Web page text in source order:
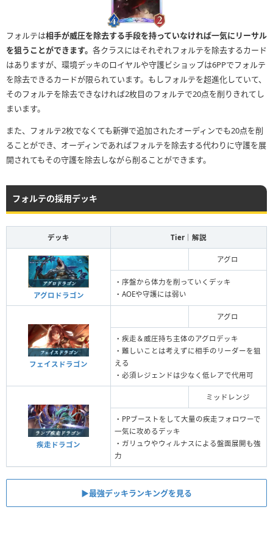
フォルテは相手が威圧を除去する手段を持っていなければ一気にリーサル
を狙うことができます。 各クラスにはそれぞれフォルテを除去するカード
はありますが、環境デッキのロイヤルや守護ビショップは6PPでフォルテ
を除去できるカードが限られています。もしフォルテを超進化していて、
そのフォルテを除去できなければ2枚目のフォルテで20点を削りきれてし
まいます。
また、フォルテ2枚でなくても新弾で追加されたオーディンでも20点を削
ることができ、オーディンであればフォルテを除去する代わりに守護を展
開されてもその守護を除去しながら削ることができます。
フォルテの採用デッキ
デッキ Tier｜解説
アグロドラゴン
アグロ
・序盤から体力を削っていくデッキ
・AOEや守護には弱い
フェイスドラゴン
アグロ
・疾走＆威圧持ち主体のアグロデッキ
・難しいことは考えずに相手のリーダーを狙
える
・必須レジェンドは少なく低レアで代用可
疾走ドラゴン
ミッドレンジ
・PPブーストをして大量の疾走フォロワーで
一気に攻めるデッキ
・ガリュウやウィルナスによる盤面展開も強
力
▶︎最強デッキランキングを見る